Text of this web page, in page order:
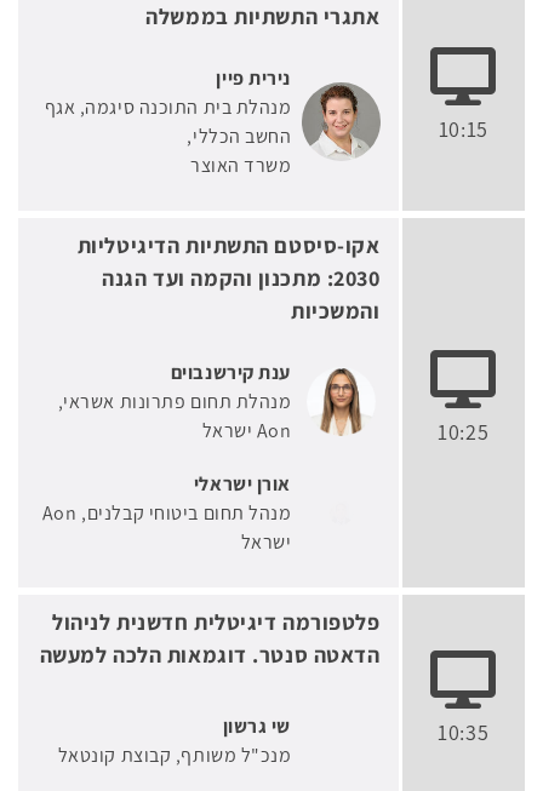
10:15
אתגרי התשתיות בממשלה
נירית פיין
מנהלת בית התוכנה סיגמה, אגף
החשב הכללי
משרד האוצר
10:25
אקו-סיסטם התשתיות הדיגיטליות
2030: מתכנון והקמה ועד הגנה
והמשכיות
ענת קירשנבוים
מנהלת תחום פתרונות אשראי
Aon ישראל
אורן ישראלי
מנהל תחום ביטוחי קבלנים Aon
ישראל
10:35
פלטפורמה דיגיטלית חדשנית לניהול
הדאטה סנטר. דוגמאות הלכה למעשה
שי גרשון
מנכ"ל משותף קבוצת קונטאל